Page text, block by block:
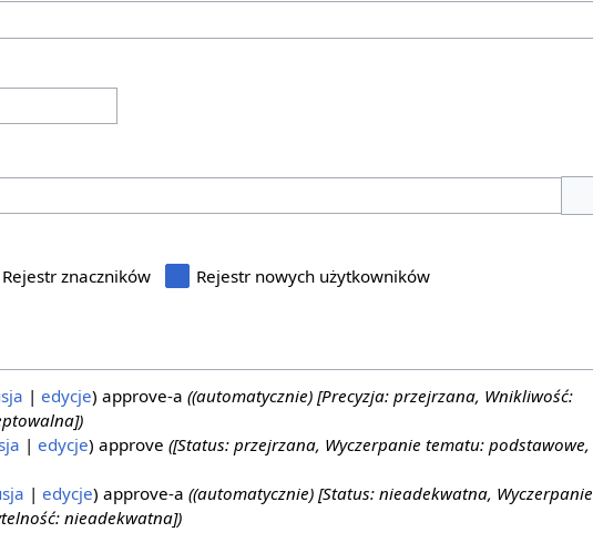
Rejestr znaczników Rejestr nowych użytkowników
edycje approve-a ((automatycznie) [Precyzja: przejrzana, Wnikliwość:
edycje approve ([Status: przejrzana, Wyczerpanie tematu: podstawowe,
edycje approve-a ((automatycznie) [Status: nieadekwatna, Wyczerpanie
nieadekwatna])